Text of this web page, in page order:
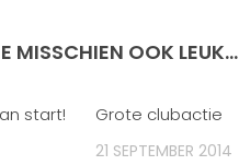
MISSCHIEN OOK LEUK...
start! Grote clubactie
21 SEPTEMBER 2014